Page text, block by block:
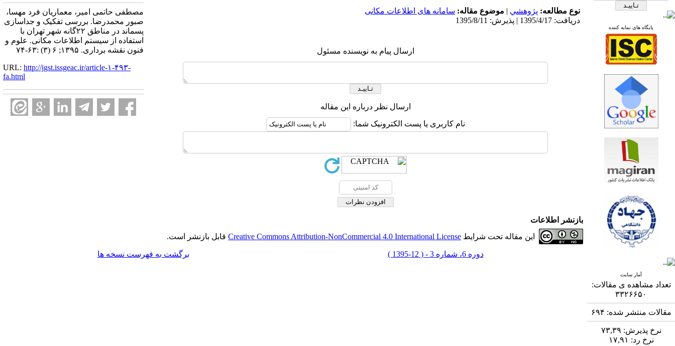
پایگاه های نمایه کننده
آمار سایت
تعداد مشاهده ی مقالات:
۳۳۲۶۶۵۰
مقالات منتشر شده: ۶۹۴
نرخ پذیرش: ۷۳,۳۹
نرخ رد: ۱۷,۹۱
نوع مطالعه: پژوهشي | موضوع مقاله: سامانه های اطلاعات مکانی
دریافت: 1395/4/17 | پذیرش: 1395/8/11
ارسال پیام به نویسنده مسئول
ارسال نظر درباره این مقاله
نام کاربری یا پست الکترونیک شما:
مصطفی حاتمی امیر، معماریان فرد مهسا،
صبور محمدرضا. بررسی تفکیک و جداسازی
پسماند در مناطق ۲۲گانه شهر تهران با
استفاده از سیستم اطلاعات مکانی. علوم و
فنون نقشه برداری. ۱۳۹۵; ۶ (۳) :۶۳-۷۴
URL: http://jgst.issgeac.ir/article-۱-۴۹۳-
fa.html
بازنشر اطلاعات
این مقاله تحت شرایط Creative Commons Attribution-NonCommercial 4.0 International License قابل بازنشر است.
دوره 6، شماره 3 - ( 12-1395 ) برگشت به فهرست نسخه ها